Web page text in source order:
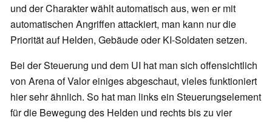
und der Charakter wählt automatisch aus, wen er mit
automatischen Angriffen attackiert, man kann nur die
Priorität auf Helden, Gebäude oder KI-Soldaten setzen.
Bei der Steuerung und dem UI hat man sich offensichtlich
von Arena of Valor einiges abgeschaut, vieles funktioniert
hier sehr ähnlich. So hat man links ein Steuerungselement
für die Bewegung des Helden und rechts bis zu vier